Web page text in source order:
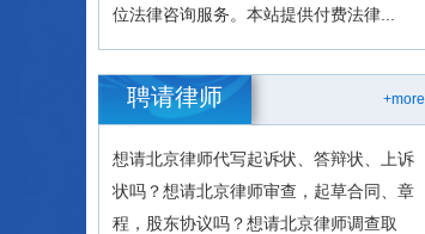
位法律咨询服务。本站提供付费法律...
+more
聘请律师
想请北京律师代写起诉状、答辩状、上诉
状吗？想请北京律师审查，起草合同、章
程，股东协议吗？想请北京律师调查取